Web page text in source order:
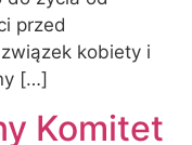
przed
kobiety i
[…]
Komitet